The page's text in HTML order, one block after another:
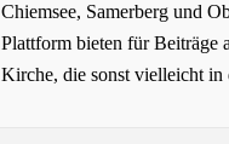
Chiemsee, Samerberg und
Plattform bieten für Beiträge
Kirche, die sonst vielleicht in